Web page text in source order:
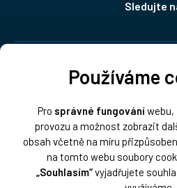
Používáme
Pro správné fungováníwebu,
provozu a možnost zobrazit
obsah včetně na míru
na tomto webu soubory
„Souhlasím“vyjadřujete
Sledujte
Platba: